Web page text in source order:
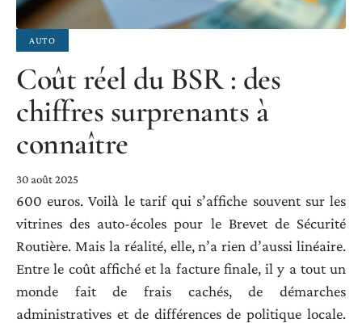
AUTO
Coût réel du BSR : des
chiffres surprenants à
connaître
30 août 2025
600 euros. Voilà le tarif qui s’affiche souvent sur les
vitrines des auto-écoles pour le Brevet de Sécurité
Routière. Mais la réalité, elle, n’a rien d’aussi linéaire.
Entre le coût affiché et la facture finale, il y a tout un
monde fait de frais cachés, de démarches
administratives et de différences de politique locale.